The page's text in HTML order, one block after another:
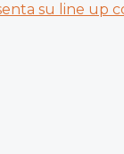
su line up